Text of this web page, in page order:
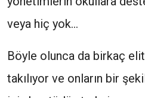
veya hiç yok…
Böyle olunca da birkaç
takılıyor ve onların bir